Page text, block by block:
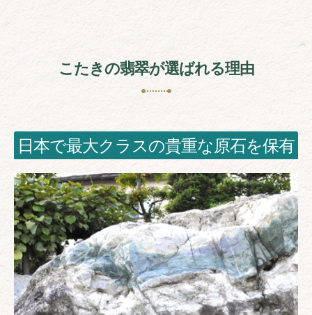
こたきの翡翠が選ばれる理由
日本で最大クラスの貴重な原石を保有